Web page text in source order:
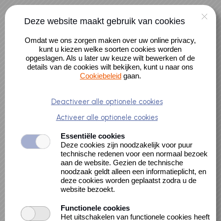
Naar hoofdinhoud
Account
0 artikelen
Alle cursussen
Een zomerse reis
door tijd,
geschiedenis en
verhalen
Deze website maakt gebruik van cookies
Omdat we ons zorgen maken over uw online privacy,
kunt u kiezen welke soorten cookies worden
opgeslagen. Als u later uw keuze wilt bewerken of de
details van de cookies wilt bekijken, kunt u naar ons
Cookiebeleidgaan.
Deactiveer alle optionele cookies
Activeer alle optionele cookies
Essentiële cookies
Deze cookies zijn noodzakelijk voor puur
technische redenen voor een normaal bezoek
aan de website. Gezien de technische
noodzaak geldt alleen een informatieplicht, en
deze cookies worden geplaatst zodra u de
website bezoekt.
Functionele cookies
Het uitschakelen van functionele cookies heeft